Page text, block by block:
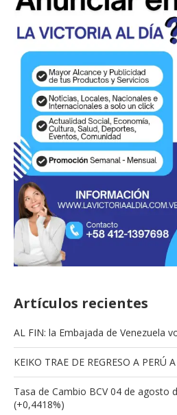
Artículos recientes
AL FIN: la Embajada de Venezuela
KEIKO TRAE DE REGRESO A PERÚ
Tasa de Cambio BCV 04 de agosto
(+0,4418%)